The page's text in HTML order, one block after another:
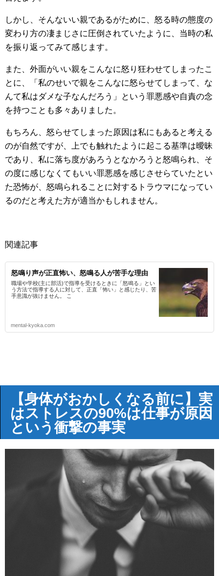
しかし、そんないい親であるがために、怒る時の態度の
変わり方の凄まじさに圧倒されていたように、当時の私
を振り返ってみて感じます。
また、外面がいい親をこんなに怒り狂わせてしまったこ
とに、「私のせいで親をこんなに怒らせてしまって、な
んて私はダメな子なんだろう」という罪悪感や自責の念
を持つことも多々ありました。
もちろん、怒らせてしまった原因は私にもあると考える
のが自然ですが、上でも触れたように起こる基準は曖昧
であり、私に落ち度があろうとなかろうと怒鳴られ、そ
の度に感じなくてもいい罪悪感を感じさせらていたとい
た恐怖が、怒鳴られることに対するトラウマになってい
るのだと考えた方が適当かもしれません。
関連記事
怒鳴り声が正直怖い、怒鳴る人が苦手な理由
職場や学校(主に部活)で指導を受けるときに「怒鳴る」とい
う方法で指導する人に対して、正直「怖い」と感じたり、苦
手意識が抜けません。 こ
mental-kyoka.com
【身体がおかしくなる前に】実
はストレスの90%は仕事が原因
という衝撃の事実